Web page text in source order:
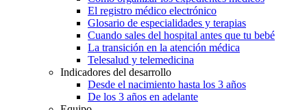
El registro médico electrónico
Glosario de especialidades y terapias
Cuando sales del hospital antes que tu bebé
La transición en la atención médica
Telesalud y telemedicina
Indicadores del desarrollo
Desde el nacimiento hasta los 3 años
De los 3 años en adelante